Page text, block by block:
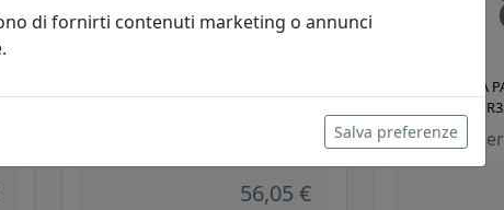
56,05 €
OROLOGIO DA
KING, COD.
Arti e
di fornirti contenuti marketing o annunci
Salva preferenze